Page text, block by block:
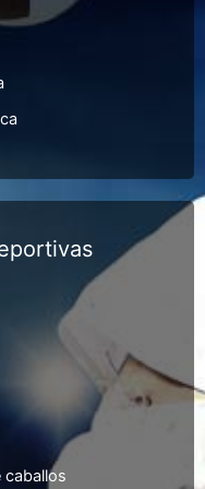
caballos